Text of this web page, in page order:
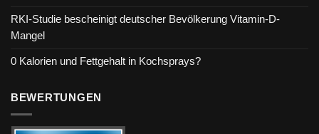
RKI-Studie bescheinigt deutscher Bevölkerung Vitamin-D-
Mangel
0 Kalorien und Fettgehalt in Kochsprays?
BEWERTUNGEN